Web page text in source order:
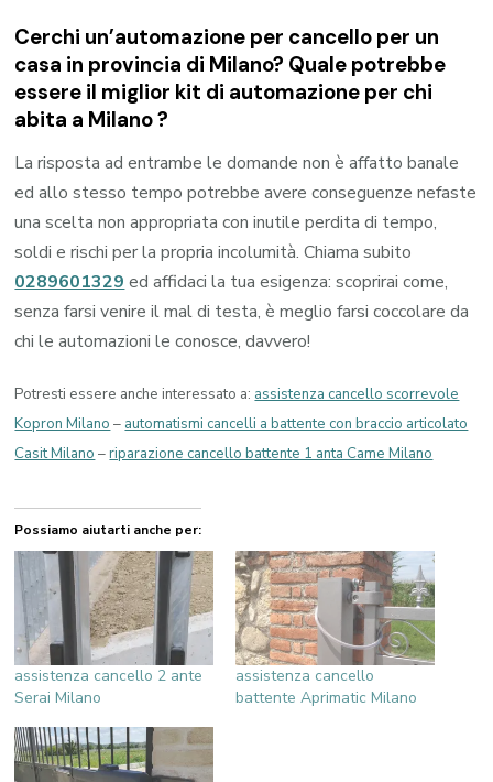
Cerchi un’automazione per cancello per un
casa in provincia di Milano? Quale potrebbe
essere il miglior kit di automazione per chi
abita a Milano?
La risposta ad entrambe le domande non è affatto banale
ed allo stesso tempo potrebbe avere conseguenze nefaste
una scelta non appropriata con inutile perdita di tempo,
soldi e rischi per la propria incolumità. Chiama subito
0289601329 ed affidaci la tua esigenza: scoprirai come,
senza farsi venire il mal di testa, è meglio farsi coccolare da
chi le automazioni le conosce, davvero!
Potresti essere anche interessato a: assistenza cancello scorrevole
Kopron Milano – automatismi cancelli a battente con braccio articolato
Casit Milano –riparazione cancello battente 1 anta Came Milano
Possiamo aiutarti anche per:
assistenza cancello 2 ante
Serai Milano
assistenza cancello
battente Aprimatic Milano